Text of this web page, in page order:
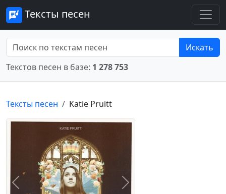
Тексты песен
Искать
Текстов песен в базе: 1 278 753
Тексты песен Katie Pruitt
Предыдущее Следующее